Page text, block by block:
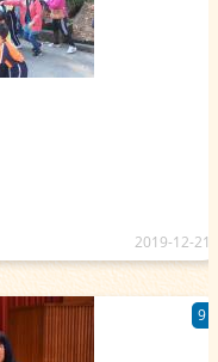
2019-12-21
9